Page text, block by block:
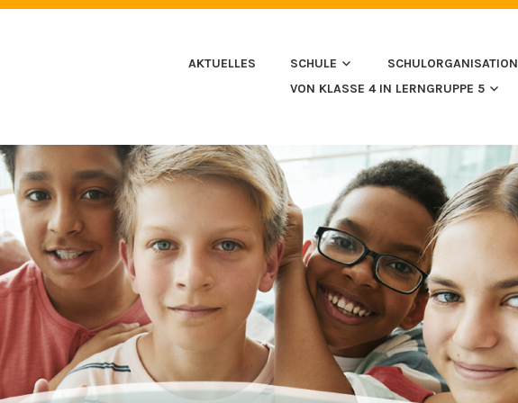
AKTUELLES SCHULE SCHULORGANISATION
VON KLASSE 4 IN LERNGRUPPE 5